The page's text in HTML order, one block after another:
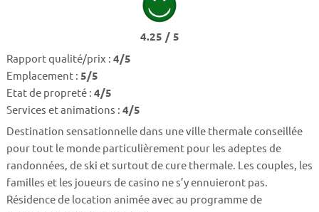
4.25 / 5
Rapport qualité/prix : 4/5
Emplacement : 5/5
Etat de propreté : 4/5
Services et animations : 4/5
Destination sensationnelle dans une ville thermale conseillée
pour tout le monde particulièrement pour les adeptes de
randonnées, de ski et surtout de cure thermale. Les couples, les
familles et les joueurs de casino ne s’y ennuieront pas.
Résidence de location animée avec au programme de